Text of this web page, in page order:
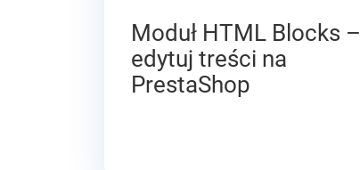
Moduł HTML Blocks –
edytuj treści na
PrestaShop